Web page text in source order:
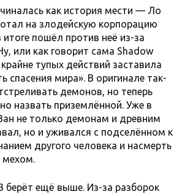
как история мести — Ло
на злодейскую корпорацию
пошёл против неё из-за
или как говорит сама Shadow
тупых действий заставила
спасения мира». В оригинале так-
демонов, но теперь
назвать приземлённой. Уже в
не только демонам и древним
но и уживался с подселённом к
другого человека и насмерть
мехом.
берёт ещё выше. Из-за разборок